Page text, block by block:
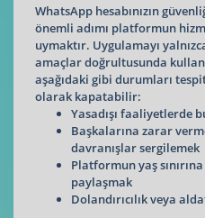
WhatsApp hesabınızın
önemli adımı platformun
uymaktır. Uygulamayı
amaçlar doğrultusunda
aşağıdaki gibi durumları tespit
olarak kapatabilir:
Yasadışı faaliyetlerde
Başkalarına zarar
davranışlar sergilemek
Platformun yaş
paylaşmak
Dolandırıcılık veya